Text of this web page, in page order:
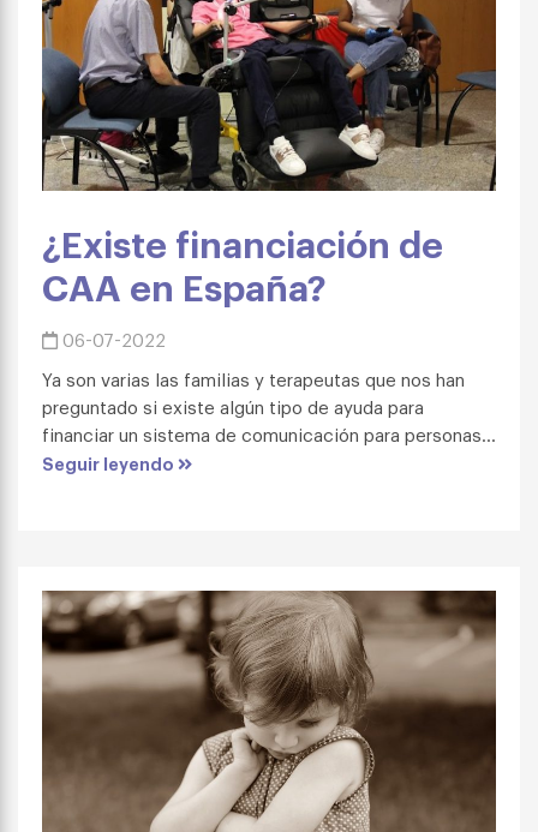
¿Existe financiación de
CAA en España?
06-07-2022
Ya son varias las familias y terapeutas que nos han
preguntado si existe algún tipo de ayuda para
financiar un sistema de comunicación para personas...
Seguir leyendo